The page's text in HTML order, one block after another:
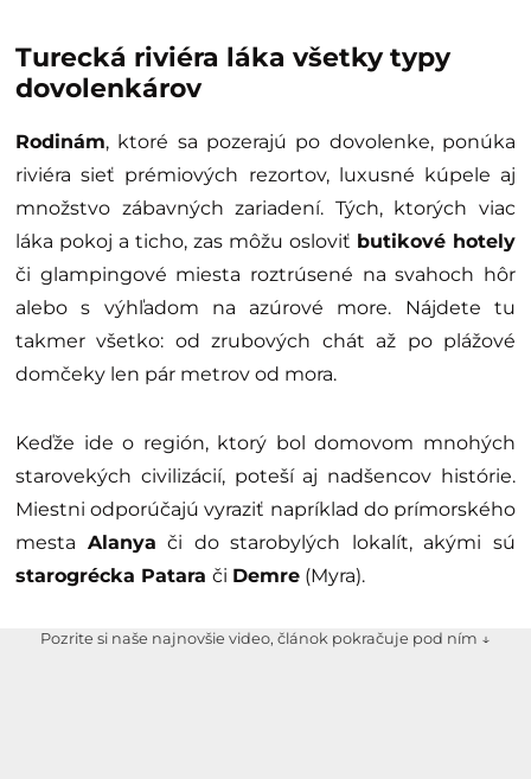
Turecká riviéra láka všetky typy
dovolenkárov
Rodinám, ktoré sa pozerajú po dovolenke, ponúka
riviéra sieť prémiových rezortov, luxusné kúpele aj
množstvo zábavných zariadení. Tých, ktorých viac
láka pokoj a ticho, zas môžu osloviť butikové hotely
či glampingové miesta roztrúsené na svahoch hôr
alebo s výhľadom na azúrové more. Nájdete tu
takmer všetko: od zrubových chát až po plážové
domčeky len pár metrov od mora.
Keďže ide o región, ktorý bol domovom mnohých
starovekých civilizácií, poteší aj nadšencov histórie.
Miestni odporúčajú vyraziť napríklad do prímorského
mesta Alanya či do starobylých lokalít, akými sú
starogrécka Patara či Demre (Myra).
Pozrite si naše najnovšie video, článok pokračuje pod ním ↓